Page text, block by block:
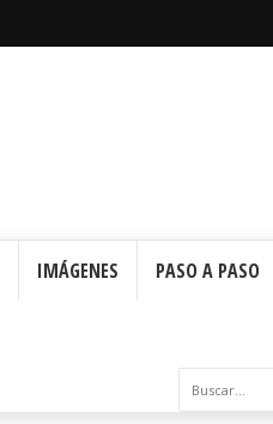
IMÁGENES PASO A PASO